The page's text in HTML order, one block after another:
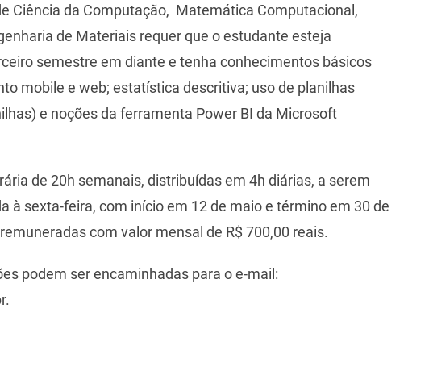
Ciência da Computação, Matemática Computacional,
de Materiais requer que o estudante esteja
semestre em diante e tenha conhecimentos básicos
mobile e web; estatística descritiva; uso de planilhas
e noções da ferramenta Power BI da Microsoft
de 20h semanais, distribuídas em 4h diárias, a serem
à sexta-feira, com início em 12 de maio e término em 30 de
com valor mensal de R$ 700,00 reais.
podem ser encaminhadas para o e-mail: